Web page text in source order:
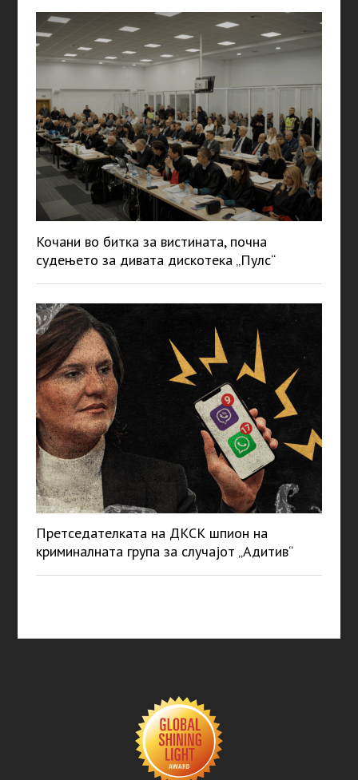
Кочани во битка за вистината, почна
судењето за дивата дискотека „Пулс“
Претседателката на ДКСК шпион на
криминалната група за случајот „Адитив“